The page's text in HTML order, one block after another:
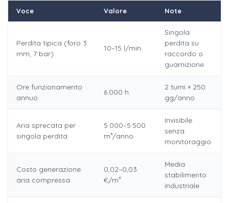
Voce Valore Note
Perdita tipica (foro 3
mm, 7 bar)
10–15 l/min
Singola
perdita su
raccordo o
guarnizione
Ore funzionamento
annuo
6.000 h
2 turni × 250
gg/anno
Aria sprecata per
singola perdita
5.000–5.500
m³/anno
Invisibile
senza
monitoraggio
Costo generazione
aria compressa
0,02–0,03
€/m³
Media
stabilimento
industriale